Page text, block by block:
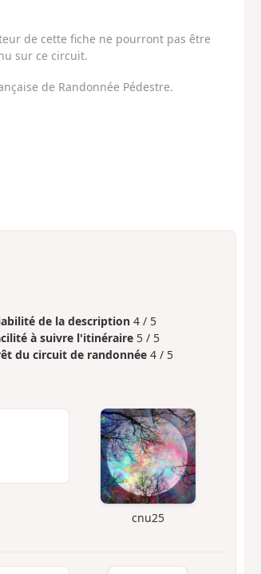
de cette fiche ne pourront pas être
sur ce circuit.
de Randonnée Pédestre.
de la description 4 / 5
à suivre l'itinéraire 5 / 5
du circuit de randonnée 4 / 5
cnu25